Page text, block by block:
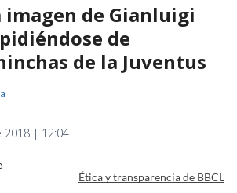
imagen de Gianluigi
de
de la Juventus
2018 | 12:04
Ética y transparencia de BBCL